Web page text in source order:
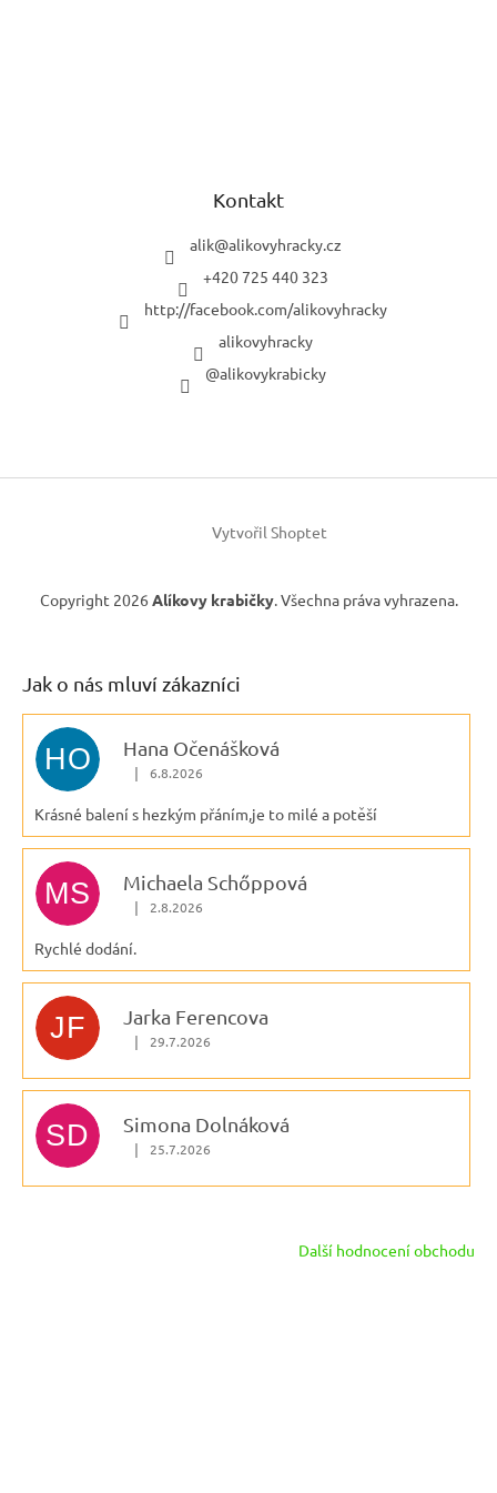
Kontakt
alik@alikovyhracky.cz
+420 725 440 323
http://facebook.com/alikovyhracky
alikovyhracky
@alikovykrabicky
Vytvořil Shoptet
Copyright 2026 Alíkovy krabičky. Všechna práva vyhrazena.
Jak o nás mluví zákazníci
HO Hana Očenášková
Hodnocení obchodu je 5 z 5 hvězdiček.
| 6.8.2026
Krásné balení s hezkým přáním,je to milé a potěší
MS Michaela Schőppová
Hodnocení obchodu je 5 z 5 hvězdiček.
| 2.8.2026
Rychlé dodání.
JF Jarka Ferencova
Hodnocení obchodu je 5 z 5 hvězdiček.
| 29.7.2026
SD Simona Dolnáková
Hodnocení obchodu je 5 z 5 hvězdiček.
| 25.7.2026
Další hodnocení obchodu